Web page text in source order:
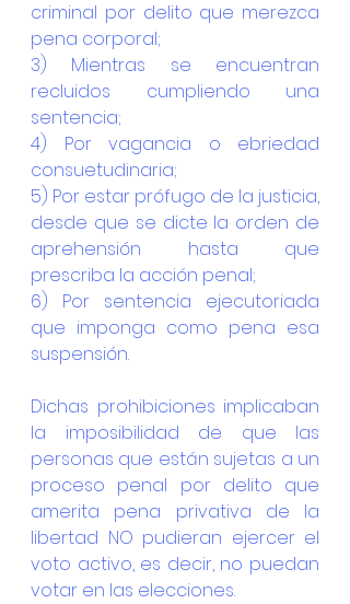
criminal por delito que merezca
pena corporal;
3) Mientras se encuentran
recluidos cumpliendo una
sentencia;
4) Por vagancia o ebriedad
consuetudinaria;
5) Por estar prófugo de la justicia,
desde que se dicte la orden de
aprehensión hasta que
prescriba la acción penal;
6) Por sentencia ejecutoriada
que imponga como pena esa
suspensión.
Dichas prohibiciones implicaban
la imposibilidad de que las
personas que están sujetas a un
proceso penal por delito que
amerita pena privativa de la
libertad NO pudieran ejercer el
voto activo, es decir, no puedan
votar en las elecciones.